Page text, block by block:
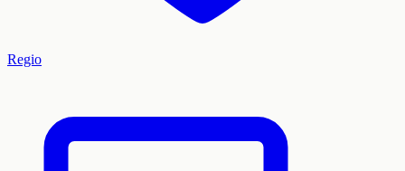
Regio